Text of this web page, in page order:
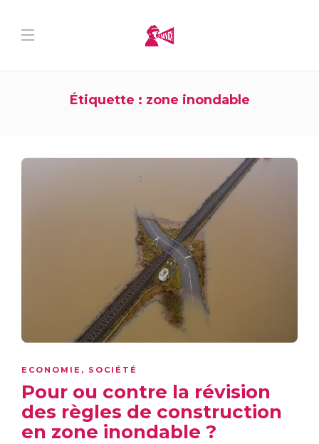
Étiquette : zone inondable
ECONOMIE , SOCIÉTÉ
Pour ou contre la révision
des règles de construction
en zone inondable ?